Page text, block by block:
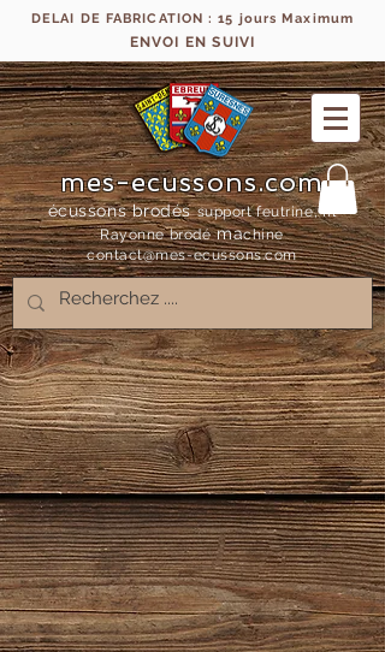
DELAI DE FABRICATION : 15 jours Maximum
ENVOI EN SUIVI
mes-ecussons.com
écussons brodés support feutrine, fil
Rayonne brodémachine
contact@mes-ecussons.com